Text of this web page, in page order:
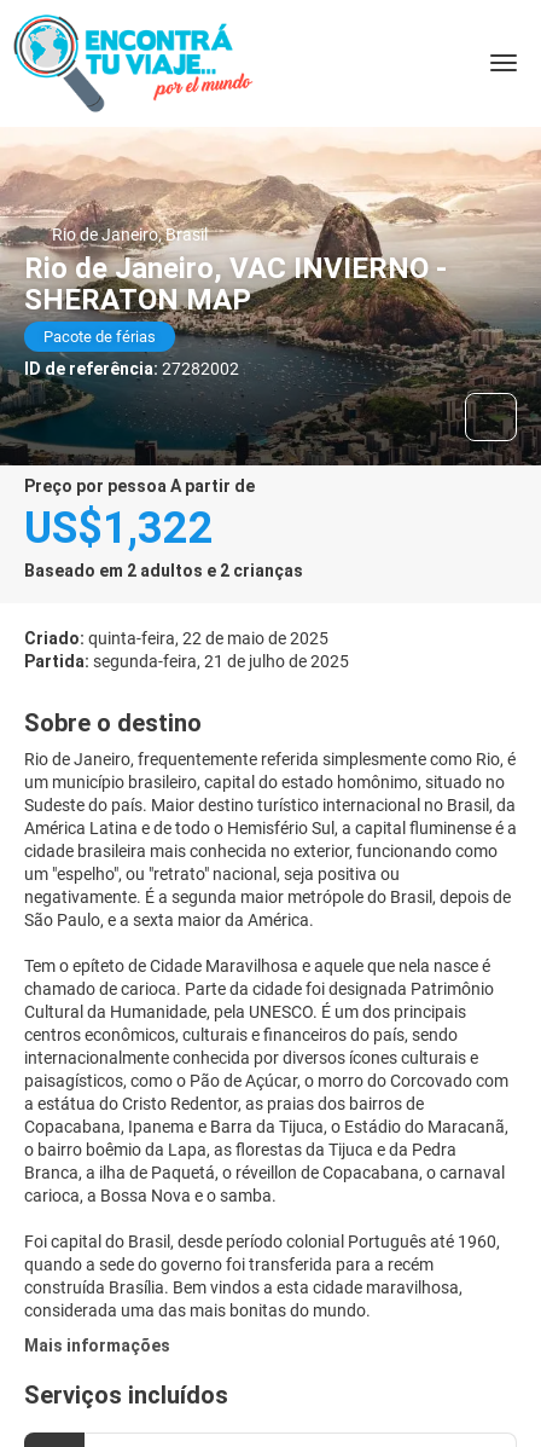
Rio de Janeiro, Brasil
Rio de Janeiro, VAC INVIERNO -
SHERATON MAP
Pacote de férias
ID de referência: 27282002
preço por pessoa A partir de
US$1,322
Baseado em 2 adultos e 2 crianças
Criado: quinta-feira, 22 de maio de 2025
Partida: segunda-feira, 21 de julho de 2025
Sobre o destino
Rio de Janeiro, frequentemente referida simplesmente como Rio, é
um município brasileiro, capital do estado homônimo, situado no
Sudeste do país. Maior destino turístico internacional no Brasil, da
América Latina e de todo o Hemisfério Sul, a capital fluminense é a
cidade brasileira mais conhecida no exterior, funcionando como
um "espelho", ou "retrato" nacional, seja positiva ou
negativamente. É a segunda maior metrópole do Brasil, depois de
São Paulo, e a sexta maior da América.
Tem o epíteto de Cidade Maravilhosa e aquele que nela nasce é
chamado de carioca. Parte da cidade foi designada Patrimônio
Cultural da Humanidade, pela UNESCO. É um dos principais
centros econômicos, culturais e financeiros do país, sendo
internacionalmente conhecida por diversos ícones culturais e
paisagísticos, como o Pão de Açúcar, o morro do Corcovado com
a estátua do Cristo Redentor, as praias dos bairros de
Copacabana, Ipanema e Barra da Tijuca, o Estádio do Maracanã,
o bairro boêmio da Lapa, as florestas da Tijuca e da Pedra
Branca, a ilha de Paquetá, o réveillon de Copacabana, o carnaval
carioca, a Bossa Nova e o samba.
Foi capital do Brasil, desde período colonial Português até 1960,
quando a sede do governo foi transferida para a recém
construída Brasília. Bem vindos a esta cidade maravilhosa,
considerada uma das mais bonitas do mundo.
Mais informações
Serviços incluídos